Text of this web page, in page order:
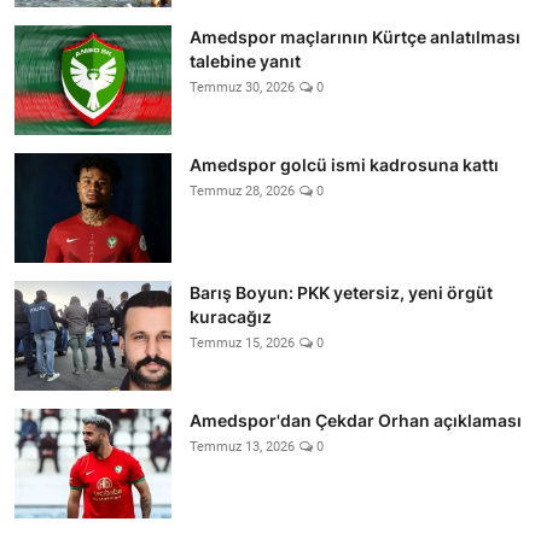
Amedspor maçlarının Kürtçe anlatılması
talebine yanıt
Temmuz 30, 2026 0
Amedspor golcü ismi kadrosuna kattı
Temmuz 28, 2026 0
Barış Boyun: PKK yetersiz, yeni örgüt
kuracağız
Temmuz 15, 2026 0
Amedspor'dan Çekdar Orhan açıklaması
Temmuz 13, 2026 0